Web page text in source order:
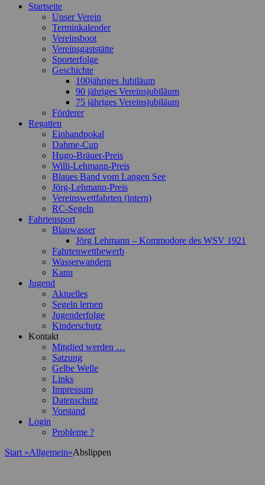
Zum
Startseite
Unser Verein
Terminkalender
Vereinsboot
Vereinsgaststätte
Sporterfolge
Geschichte
100jähriges Jubiläum
90 jähriges Vereinsjubiläum
75 jähriges Vereinsjubiläum
Förderer
Regatten
Einhandpokal
Dahme-Cup
Hugo-Bräuer-Preis
Willi-Lehmann-Preis
Blaues Band vom Langen See
Jörg-Lehmann-Preis
Vereinswettfahrten (intern)
RC-Segeln
Fahrtensport
Blauwasser
Jörg Lehmann – Kommodore des WSV 1921
Fahrtenwettbewerb
Wasserwandern
Kanu
Jugend
Aktuelles
Segeln lernen
Jugenderfolge
Kinderschutz
Kontakt
Mitglied werden …
Satzung
Gelbe Welle
Links
Impressum
Datenschutz
Vorstand
Login
Probleme ?
Start »Allgemein»Abslippen